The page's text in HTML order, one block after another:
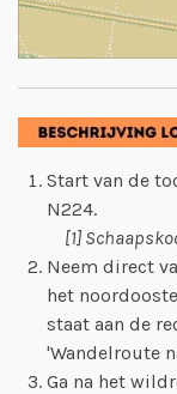
Start van de
N224.
[1]
Neem direct
het
staat aan de
'Wandelroute
Ga na het